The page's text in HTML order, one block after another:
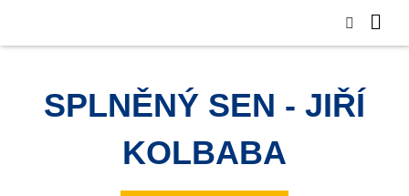
SPLNĚNÝ SEN - JIŘÍ
KOLBABA